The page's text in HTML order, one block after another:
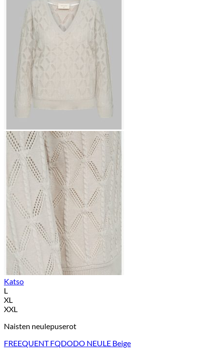
Katso
L
XL
XXL
Naisten neulepuserot
FREEQUENT FQDODO NEULE Beige